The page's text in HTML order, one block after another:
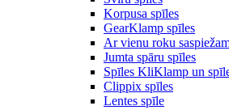
Korpusa spīles
GearKlamp spīles
Ar vienu roku
Jumta spāru spīles
Spīles KliKlamp un
Clippix spīles
Lentes spīle